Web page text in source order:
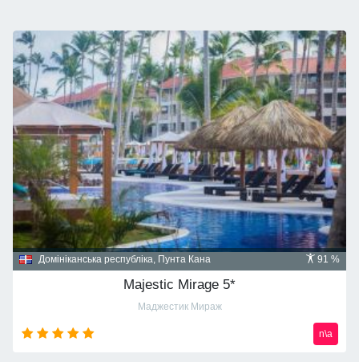
91 %
Домініканська республіка, Пунта Кана
Majestic Mirage 5*
Маджестик Мираж
n\a